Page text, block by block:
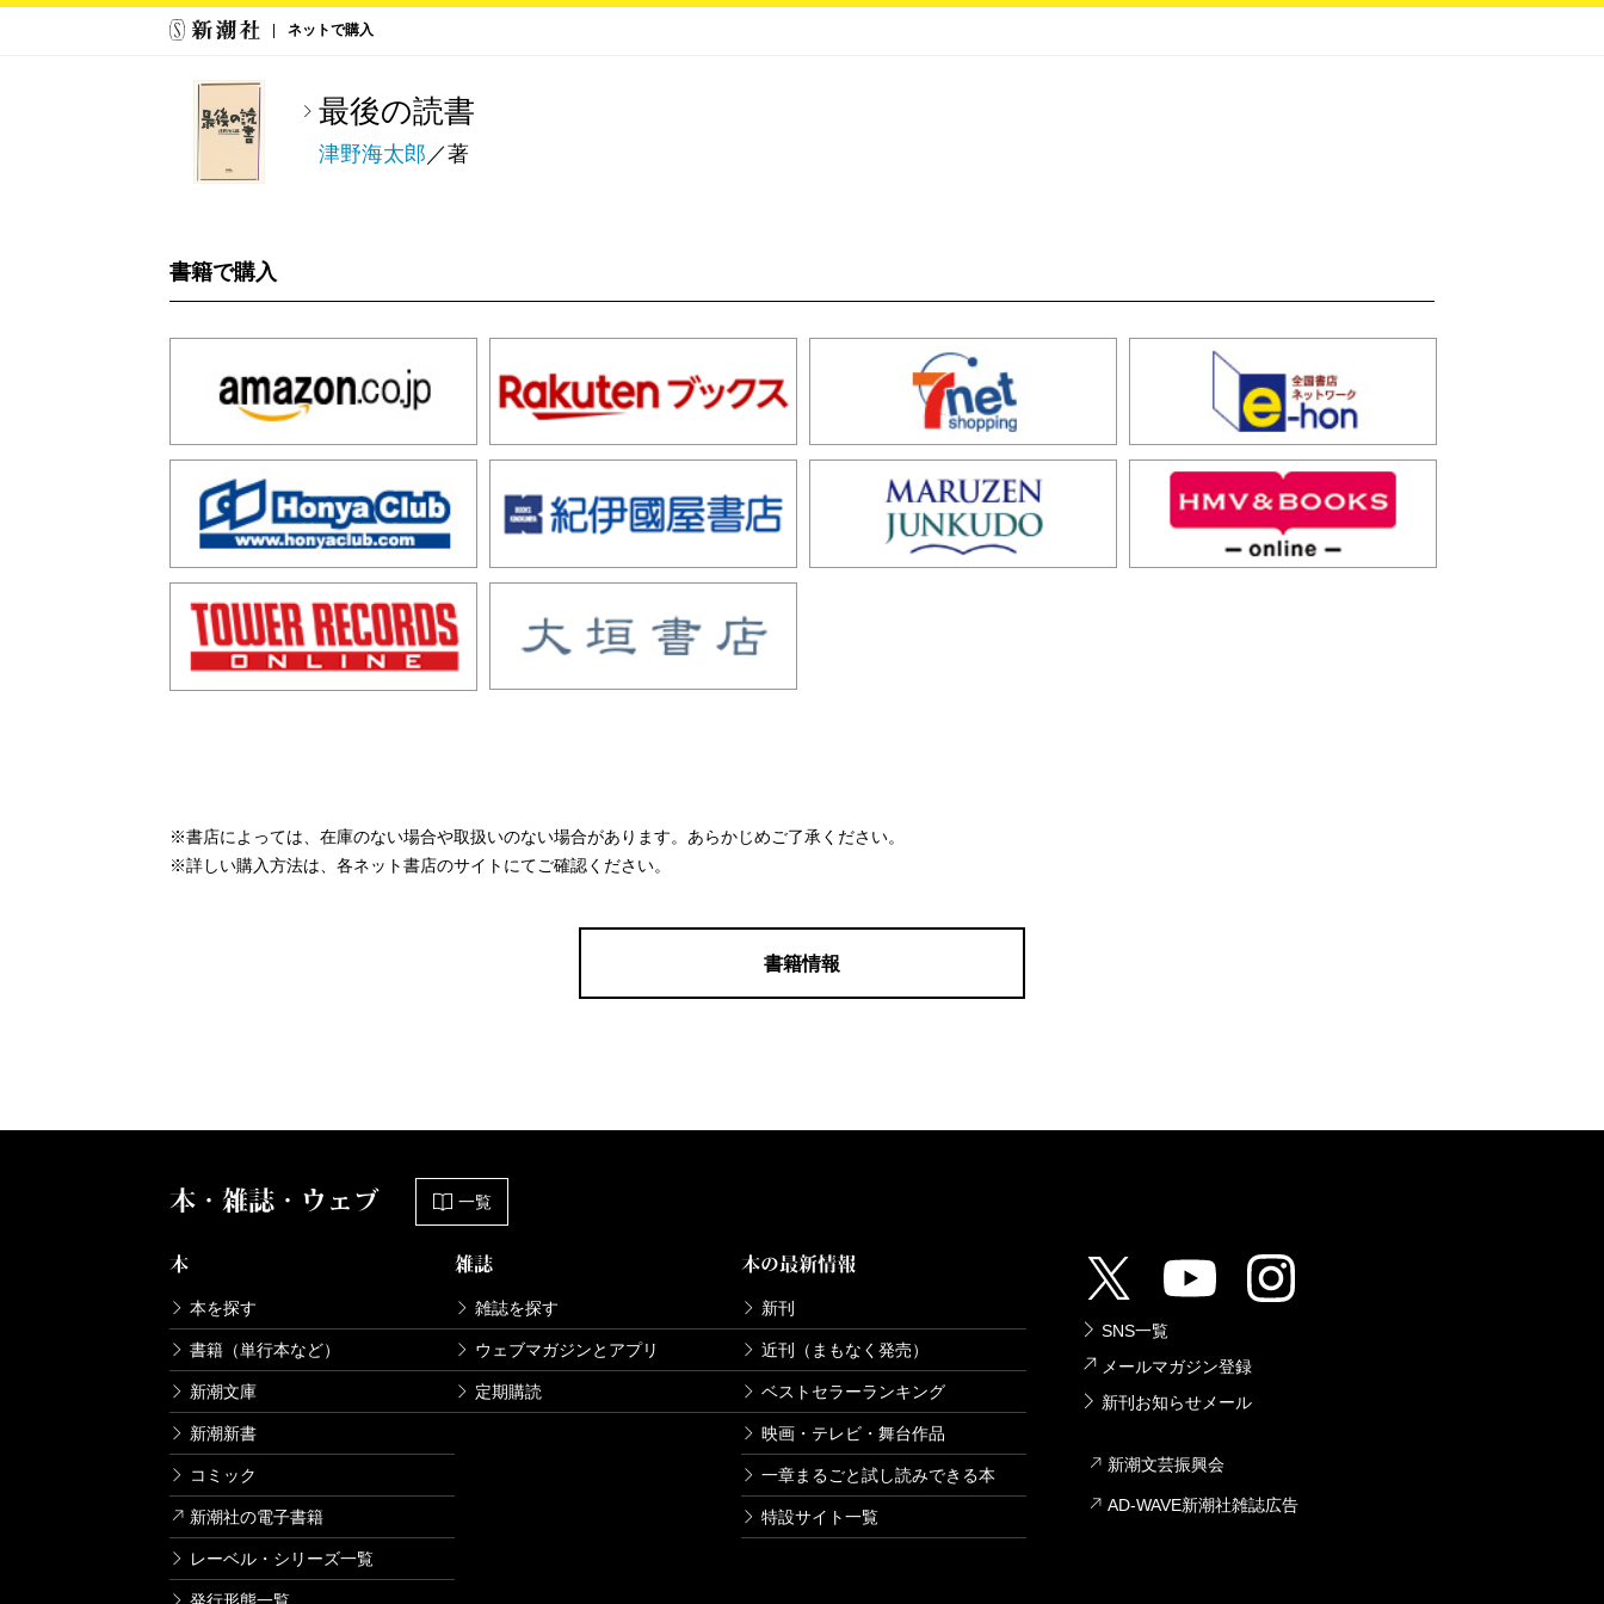
ネットで購入
最後の読書
津野海太郎 ／著
書籍で購入
※書店によっては、在庫のない場合や取扱いのない場合があります。あらかじめご了承ください。
※詳しい購入方法は、各ネット書店のサイトにてご確認ください。
書籍情報
本・雑誌・ウェブ 一覧
本
本を探す
書籍（単行本など）
新潮文庫
新潮新書
コミック
新潮社の電子書籍
レーベル・シリーズ一覧
雑誌
雑誌を探す
ウェブマガジンとアプリ
定期購読
本の最新情報
新刊
近刊（まもなく発売）
ベストセラーランキング
映画・テレビ・舞台作品
一章まるごと試し読みできる本
特設サイト一覧
SNS一覧
メールマガジン登録
新刊お知らせメール
新潮文芸振興会
AD-WAVE新潮社雑誌広告